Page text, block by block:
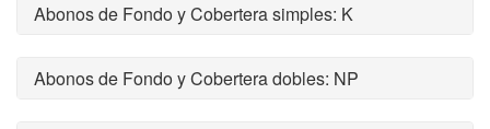
Abonos de Fondo y Cobertera simples: K
Abonos de Fondo y Cobertera dobles: NP